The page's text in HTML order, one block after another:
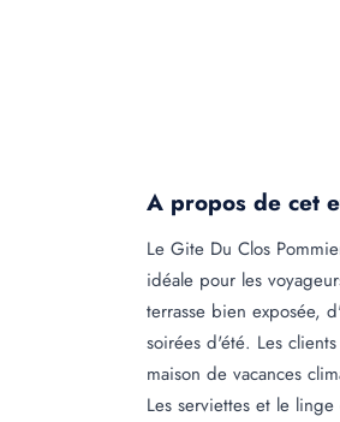
A propos de cet
Le Gite Du Clos
idéale pour les
terrasse bien exposée,
soirées d'été. Les
maison de vacances
Les serviettes et le